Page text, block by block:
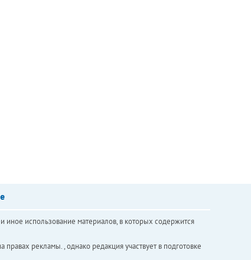
иное использование материалов, в которых содержится
рекламы. , однако редакция участвует в подготовке